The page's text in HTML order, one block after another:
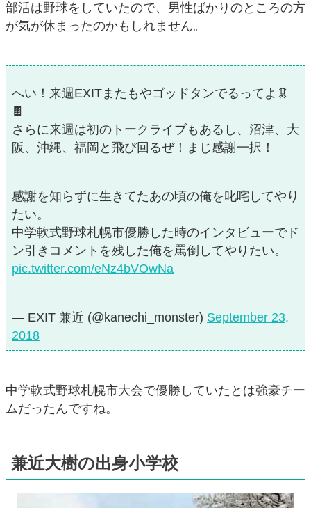
部活は野球をしていたので、男性ばかりのところの方
が気が休まったのかもしれません。
へい！来週EXITまたもやゴッドタンでるってよ🦑
🍫
さらに来週は初のトークライブもあるし、沼津、大
阪、沖縄、福岡と飛び回るぜ！まじ感謝一択！
感謝を知らずに生きてたあの頃の俺を叱咤してやり
たい。
中学軟式野球札幌市優勝した時のインタビューでド
ン引きコメントを残した俺を罵倒してやりたい。
pic.twitter.com/eNz4bVOwNa
— EXIT 兼近 (@kanechi_monster) September 23,
2018
中学軟式野球札幌市大会で優勝していたとは強豪チー
ムだったんですね。
兼近大樹の出身小学校